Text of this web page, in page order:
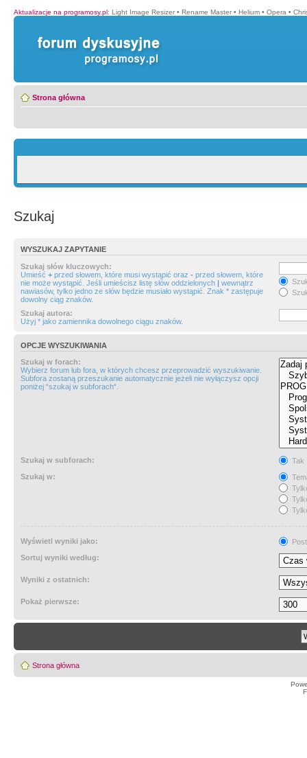
Aktualizacje na programosy.pl: Light Image Resizer • Rename Master • Helium • Opera •
Strona główna
Szukaj
WYSZUKAJ ZAPYTANIE
Szukaj słów kluczowych:
Umieść + przed słowem, które musi wystąpić oraz - przed słowem, które
nie może wystąpić. Jeśli umieścisz listę słów oddzielonych | wewnątrz
nawiasów, tylko jedno ze słów będzie musiało wystąpić. Znak * zastępuje
dowolny ciąg znaków.
Szukaj autora:
Użyj * jako zamiennika dowolnego ciągu znaków.
OPCJE WYSZUKIWANIA
Szukaj w forach:
Wybierz forum lub fora, w których chcesz przeprowadzić wyszukiwanie.
Subfora zostaną przeszukanie automatycznie jeżeli nie wyłączysz opcji
poniżej “szukaj w subforach“.
Szukaj w subforach:
Tak
Szukaj w:
Wyświetl wyniki jako:
Sortuj wyniki według:
Wyniki z ostatnich:
Pokaż pierwsze:
Strona główna